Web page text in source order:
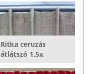
Ritka ceruzás
átlátszó 1,5x